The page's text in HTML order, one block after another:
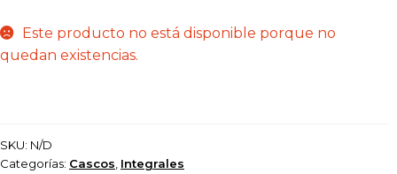
Este producto no está disponible porque no
quedan existencias.
SKU: N/D
Categorías: Cascos Integrales